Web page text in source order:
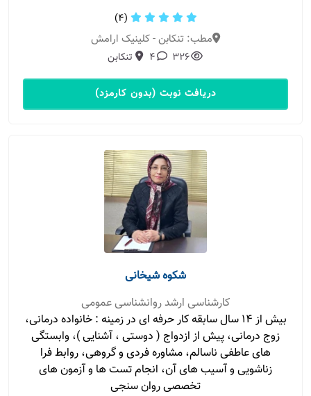
(4)
مطب: تنکابن - کلینیک ارامش
326
4 تنکابن
دریافت نوبت (بدون کارمزد)
شکوه شیخانی
کارشناسی ارشد روانشناسی عمومی
بیش از ۱۴ سال سابقه کار حرفه ای در زمینه : خانواده درمانی،
زوج درمانی، پیش از ازدواج ( دوستی ، آشنایی )، وابستگی
های عاطفی ناسالم، مشاوره فردی و گروهی، روابط فرا
زناشویی و آسیب های آن، انجام تست ها و آزمون های
تخصصی روان سنجی